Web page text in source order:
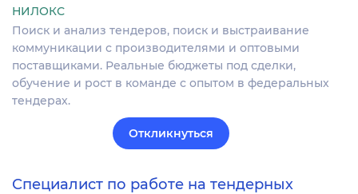
НИЛОКС
Поиск и анализ тендеров, поиск и выстраивание
коммуникации с производителями и оптовыми
поставщиками. Реальные бюджеты под сделки,
обучение и рост в команде с опытом в федеральных
тендерах.
Откликнуться
Специалист по работе на тендерных